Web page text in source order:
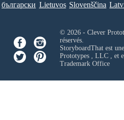
български Lietuvos Slovenščina
© 2026 - Clever
réservés.
StoryboardThat est
Prototypes , LLC, et
Trademark Office